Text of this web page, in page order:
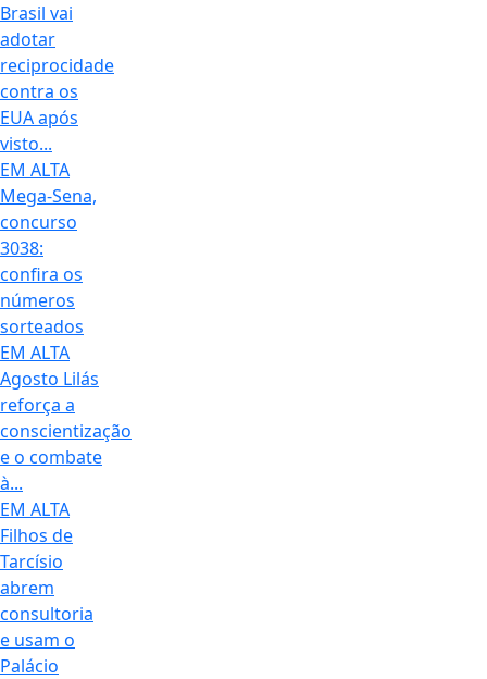
Brasil vai
adotar
reciprocidade
contra os
EUA após
visto...
EM ALTA
Mega-Sena,
concurso
3038:
confira os
números
sorteados
EM ALTA
Agosto Lilás
reforça a
conscientização
e o combate
à...
EM ALTA
Filhos de
Tarcísio
abrem
consultoria
e usam o
Palácio